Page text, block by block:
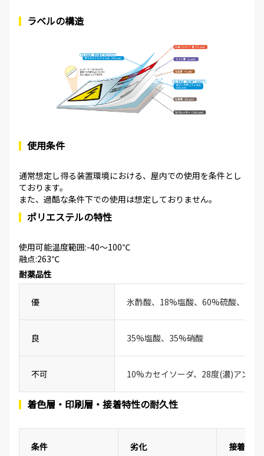
ラベルの構造
使用条件
通常想定し得る装置環境における、屋内での使用を条件とし
ております。
また、過酷な条件下での使用は想定しておりません。
ポリエステルの特性
使用可能温度範囲:-40～100℃
融点:263℃
耐薬品性
優 氷酢酸、18%塩酸、60%硫酸、
良 35%塩酸、35%硝酸
不可 10%カセイソーダ、28度(濃)アンモ
着色層・印刷層・接着特性の耐久性
条件 劣化 接着性